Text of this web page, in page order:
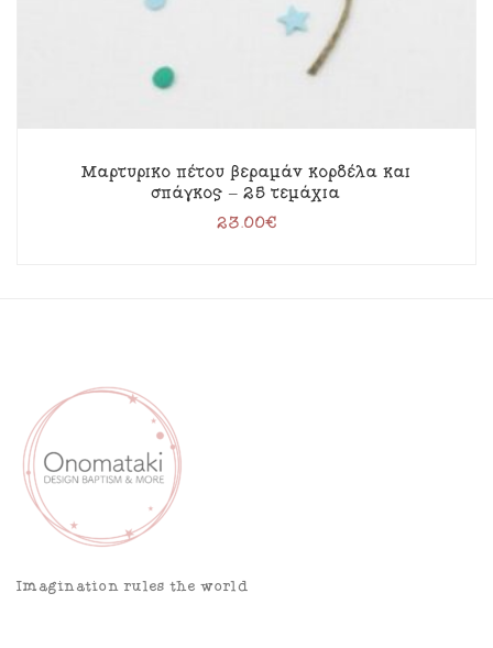
Μαρτυρικό πέτου βεραμάν κορδέλα και
σπάγκος – 25 τεμάχια
23.00€
Imagination rules the world